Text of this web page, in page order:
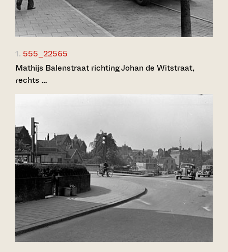
1. 555_22565
Mathijs Balenstraat richting Johan de Witstraat,
rechts …